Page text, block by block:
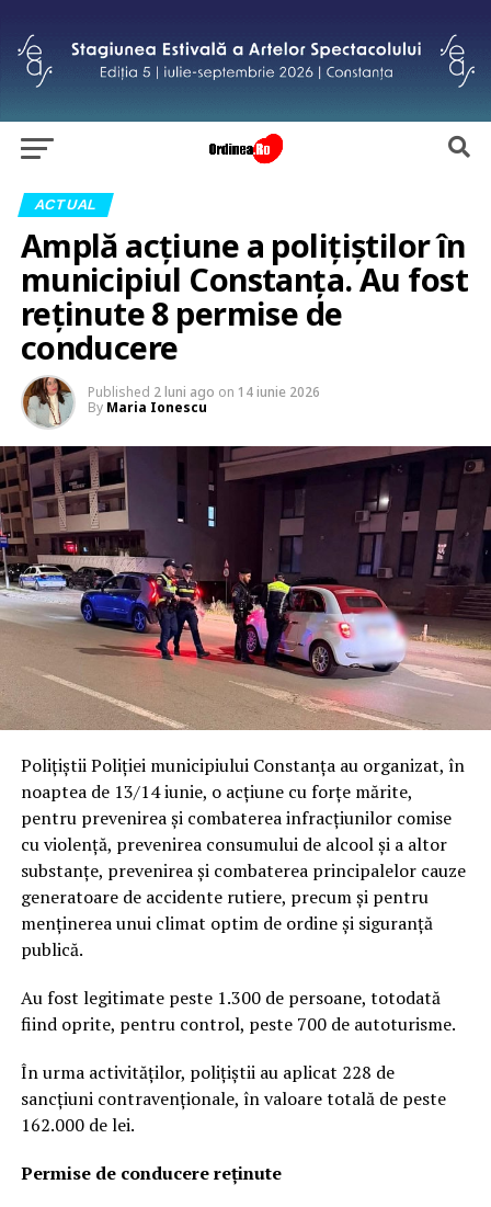
ACTUAL
Amplă acțiune a polițiștilor în
municipiul Constanța. Au fost
reținute 8 permise de
conducere
Published 2 luni ago on 14 iunie 2026
By Maria Ionescu
Polițiștii Poliției municipiului Constanța au organizat, în
noaptea de 13/14 iunie, o acțiune cu forțe mărite,
pentru prevenirea și combaterea infracțiunilor comise
cu violență, prevenirea consumului de alcool și a altor
substanțe, prevenirea și combaterea principalelor cauze
generatoare de accidente rutiere, precum și pentru
menținerea unui climat optim de ordine și siguranță
publică.
Au fost legitimate peste 1.300 de persoane, totodată
fiind oprite, pentru control, peste 700 de autoturisme.
În urma activităților, polițiștii au aplicat 228 de
sancțiuni contravenționale, în valoare totală de peste
162.000 de lei.
Permise de conducere reținute